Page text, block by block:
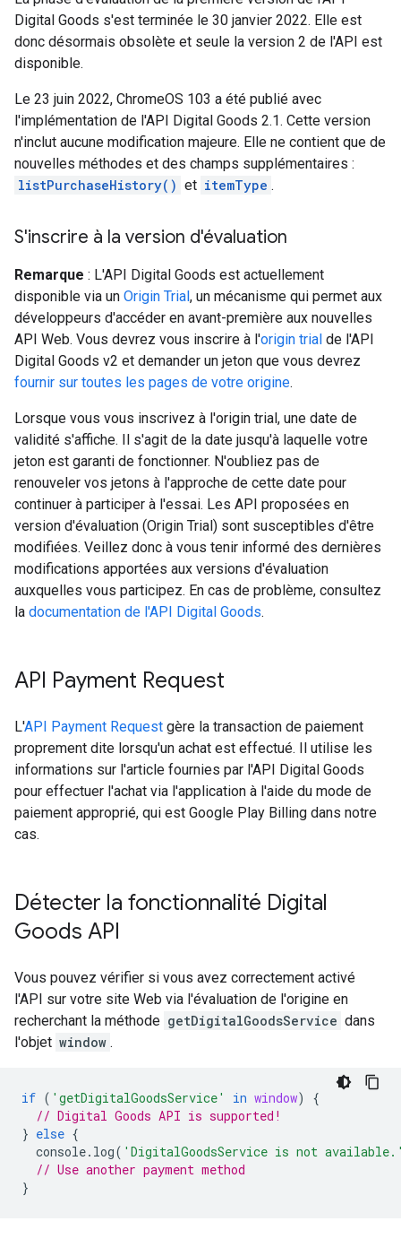
Digital Goods s'est terminée le 30 janvier 2022. Elle est
donc désormais obsolète et seule la version 2 de l'API est
disponible.
Le 23 juin 2022, ChromeOS 103 a été publié avec
l'implémentation de l'API Digital Goods 2.1. Cette version
n'inclut aucune modification majeure. Elle ne contient que de
nouvelles méthodes et des champs supplémentaires :
listPurchaseHistory() et itemType .
S'inscrire à la version d'évaluation
Remarque : L'API Digital Goods est actuellement
disponible via un Origin Trial, un mécanisme qui permet aux
développeurs d'accéder en avant-première aux nouvelles
API Web. Vous devrez vous inscrire à l'origin trial de l'API
Digital Goods v2 et demander un jeton que vous devrez
fournir sur toutes les pages de votre origine.
Lorsque vous vous inscrivez à l'origin trial, une date de
validité s'affiche. Il s'agit de la date jusqu'à laquelle votre
jeton est garanti de fonctionner. N'oubliez pas de
renouveler vos jetons à l'approche de cette date pour
continuer à participer à l'essai. Les API proposées en
version d'évaluation (Origin Trial) sont susceptibles d'être
modifiées. Veillez donc à vous tenir informé des dernières
modifications apportées aux versions d'évaluation
auxquelles vous participez. En cas de problème, consultez
la documentation de l'API Digital Goods.
API Payment Request
L'API Payment Request gère la transaction de paiement
proprement dite lorsqu'un achat est effectué. Il utilise les
informations sur l'article fournies par l'API Digital Goods
pour effectuer l'achat via l'application à l'aide du mode de
paiement approprié, qui est Google Play Billing dans notre
cas.
Détecter la fonctionnalité Digital
Goods API
Vous pouvez vérifier si vous avez correctement activé
l'API sur votre site Web via l'évaluation de l'origine en
recherchant la méthode getDigitalGoodsService dans
l'objet window .
if ( 'getDigitalGoodsService' in window)
{
// Digital Goods API is supported!
} else {
console. log( 'DigitalGoodsService is not
// Use another payment method
}